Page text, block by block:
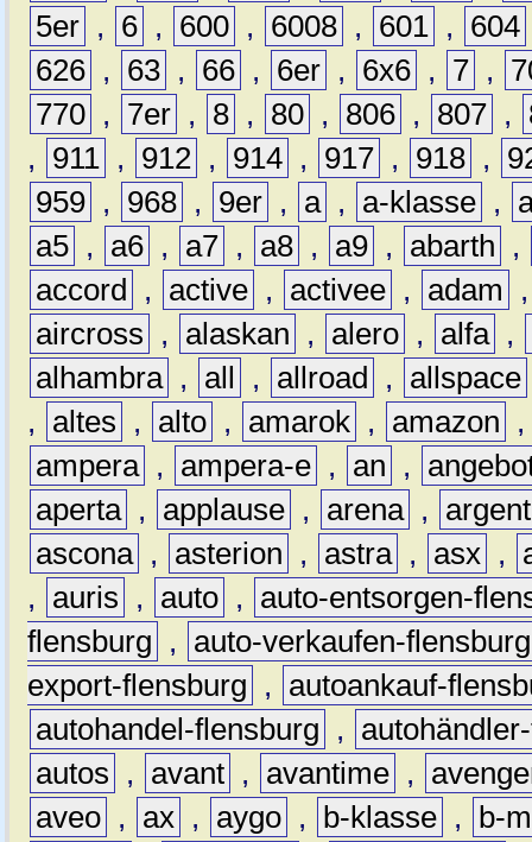
5er , 6 , 600 , 6008 , 601 , 604
626 , 63 , 66 , 6er , 6x6 , 7 ,
770 , 7er , 8 , 80 , 806 , 807 ,
,
911 , 912 , 914 , 917 , 918 ,
959 , 968 , 9er , a , a-klasse ,
a5 , a6 , a7 , a8 , a9 , abarth
,
accord
, active , activee , adam
aircross
, alaskan , alero , alfa ,
alhambra , all , allroad , allspace
,
altes , alto , amarok , amazon
ampera , ampera-e , an ,
aperta , applause , arena ,
ascona , asterion , astra , asx ,
,
auris , auto ,
auto-entsorgen-
flensburg
,
auto-verkaufen-flensburg
export-flensburg
,
autoankauf-
autohandel-flensburg
,
autos
, avant , avantime ,
aveo , ax , aygo , b-klasse ,
b-